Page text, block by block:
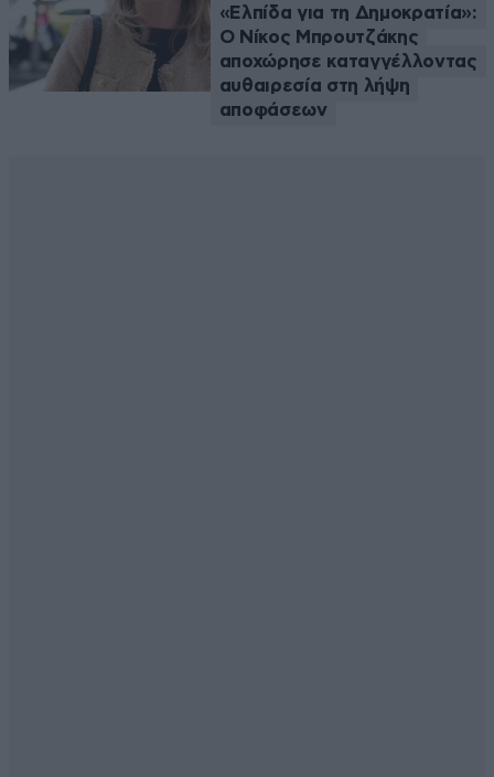
«Ελπίδα για τη Δημοκρατία»:
Ο Νίκος Μπρουτζάκης
αποχώρησε καταγγέλλοντας
αυθαιρεσία στη λήψη
αποφάσεων